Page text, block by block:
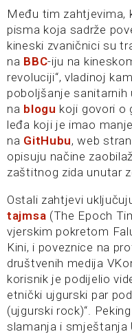
Među tim zahtjevima,
pisma koja sadrže
kineski zvaničnici su
na BBC-iju na
revoluciji“, vladinoj
poboljšanje sanitarnih
na blogu koji govori o
leđa koji je imao
na GitHubu, web
opisuju načine
zaštitnog zida unutar
Ostali zahtjevi
tajmsa (The Epoch
vjerskim pokretom
Kini, i poveznice na
društvenih medija
korisnik je podijelio
etnički ujgurski par
(ujgurski rock)“.
slamanja i smještanja